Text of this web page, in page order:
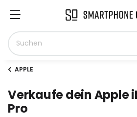
APPLE
Verkaufe dein Apple
Pro